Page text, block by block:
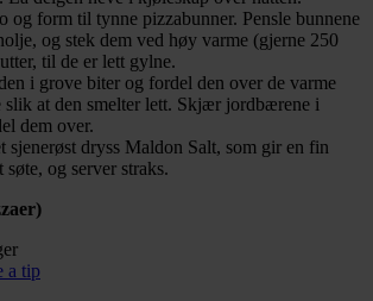
og form til tynne pizzabunner. Pensle bunnene
og stek dem ved høy varme (gjerne 250
til de er lett gylne.
i grove biter og fordel den over de varme
slik at den smelter lett. Skjær jordbærene i
dem over.
sjenerøst dryss Maldon Salt, som gir en fin
søte, og server straks.
a tip